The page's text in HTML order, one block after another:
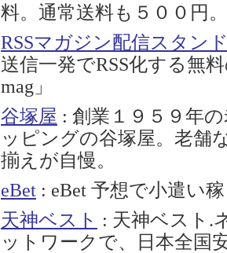
料。通常送料も５００円。
RSSマガジン配信スタンド
送信一発でRSS化する無
mag」
谷塚屋 : 創業１９５９年
ッピングの谷塚屋。老舗
揃えが自慢。
eBet : eBet 予想で小遣い
天神ベスト : 天神ベスト.
ットワークで、日本全国